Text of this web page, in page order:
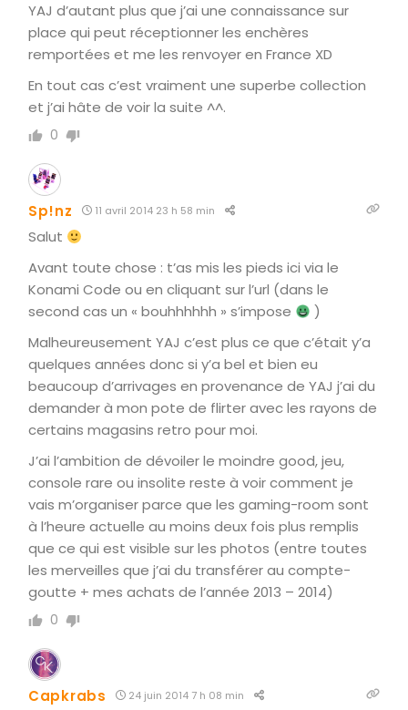
YAJ d’autant plus que j’ai une connaissance sur
place qui peut réceptionner les enchères
remportées et me les renvoyer en France XD
En tout cas c’est vraiment une superbe collection
et j’ai hâte de voir la suite ^^.
0
Sp!nz 11 avril 2014 23 h 58 min
Salut
Avant toute chose : t’as mis les pieds ici via le
Konami Code ou en cliquant sur l’url (dans le
second cas un « bouhhhhhh » s’impose
)
Malheureusement YAJ c’est plus ce que c’était y’a
quelques années donc si y’a bel et bien eu
beaucoup d’arrivages en provenance de YAJ j’ai du
demander à mon pote de flirter avec les rayons de
certains magasins retro pour moi.
J’ai l’ambition de dévoiler le moindre good, jeu,
console rare ou insolite reste à voir comment je
vais m’organiser parce que les gaming-room sont
à l’heure actuelle au moins deux fois plus remplis
que ce qui est visible sur les photos (entre toutes
les merveilles que j’ai du transférer au compte-
goutte + mes achats de l’année 2013 – 2014)
0
Capkrabs 24 juin 2014 7 h 08 min